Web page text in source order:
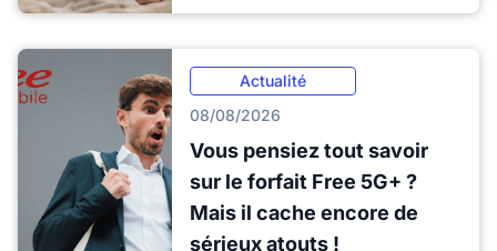
Actualité
08/08/2026
Vous pensiez tout savoir
sur le forfait Free 5G+ ?
Mais il cache encore de
sérieux atouts !